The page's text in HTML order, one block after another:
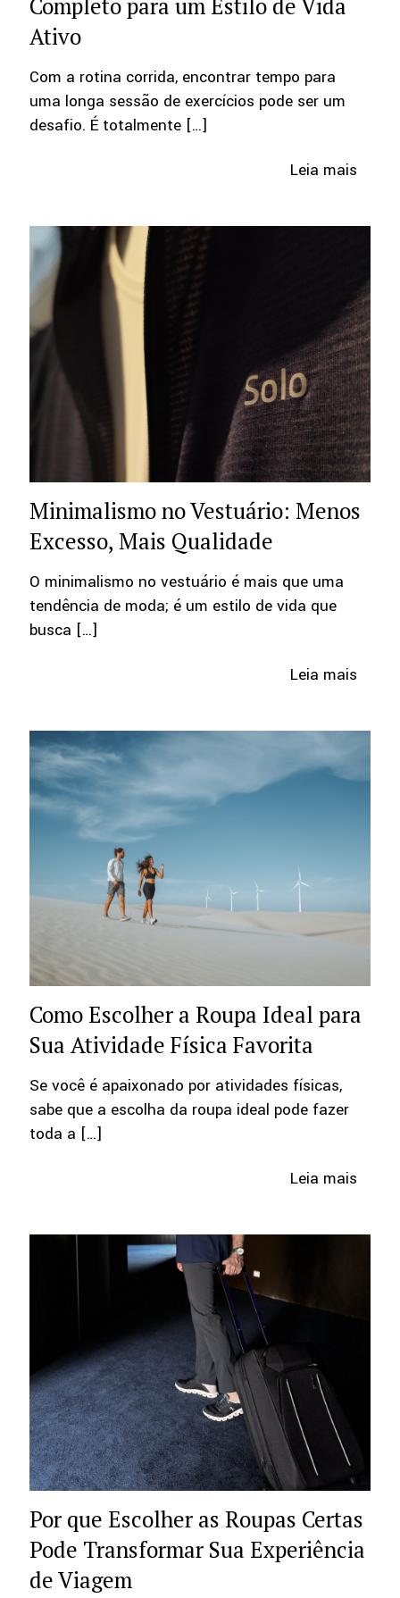
Ativo
Com a rotina corrida, encontrar tempo para
uma longa sessão de exercícios pode ser um
desafio. É totalmente […]
Leia mais
Minimalismo no Vestuário: Menos
Excesso, Mais Qualidade
O minimalismo no vestuário é mais que uma
tendência de moda; é um estilo de vida que
busca […]
Leia mais
Como Escolher a Roupa Ideal para
Sua Atividade Física Favorita
Se você é apaixonado por atividades físicas,
sabe que a escolha da roupa ideal pode fazer
toda a […]
Leia mais
Por que Escolher as Roupas Certas
Pode Transformar Sua Experiência
de Viagem